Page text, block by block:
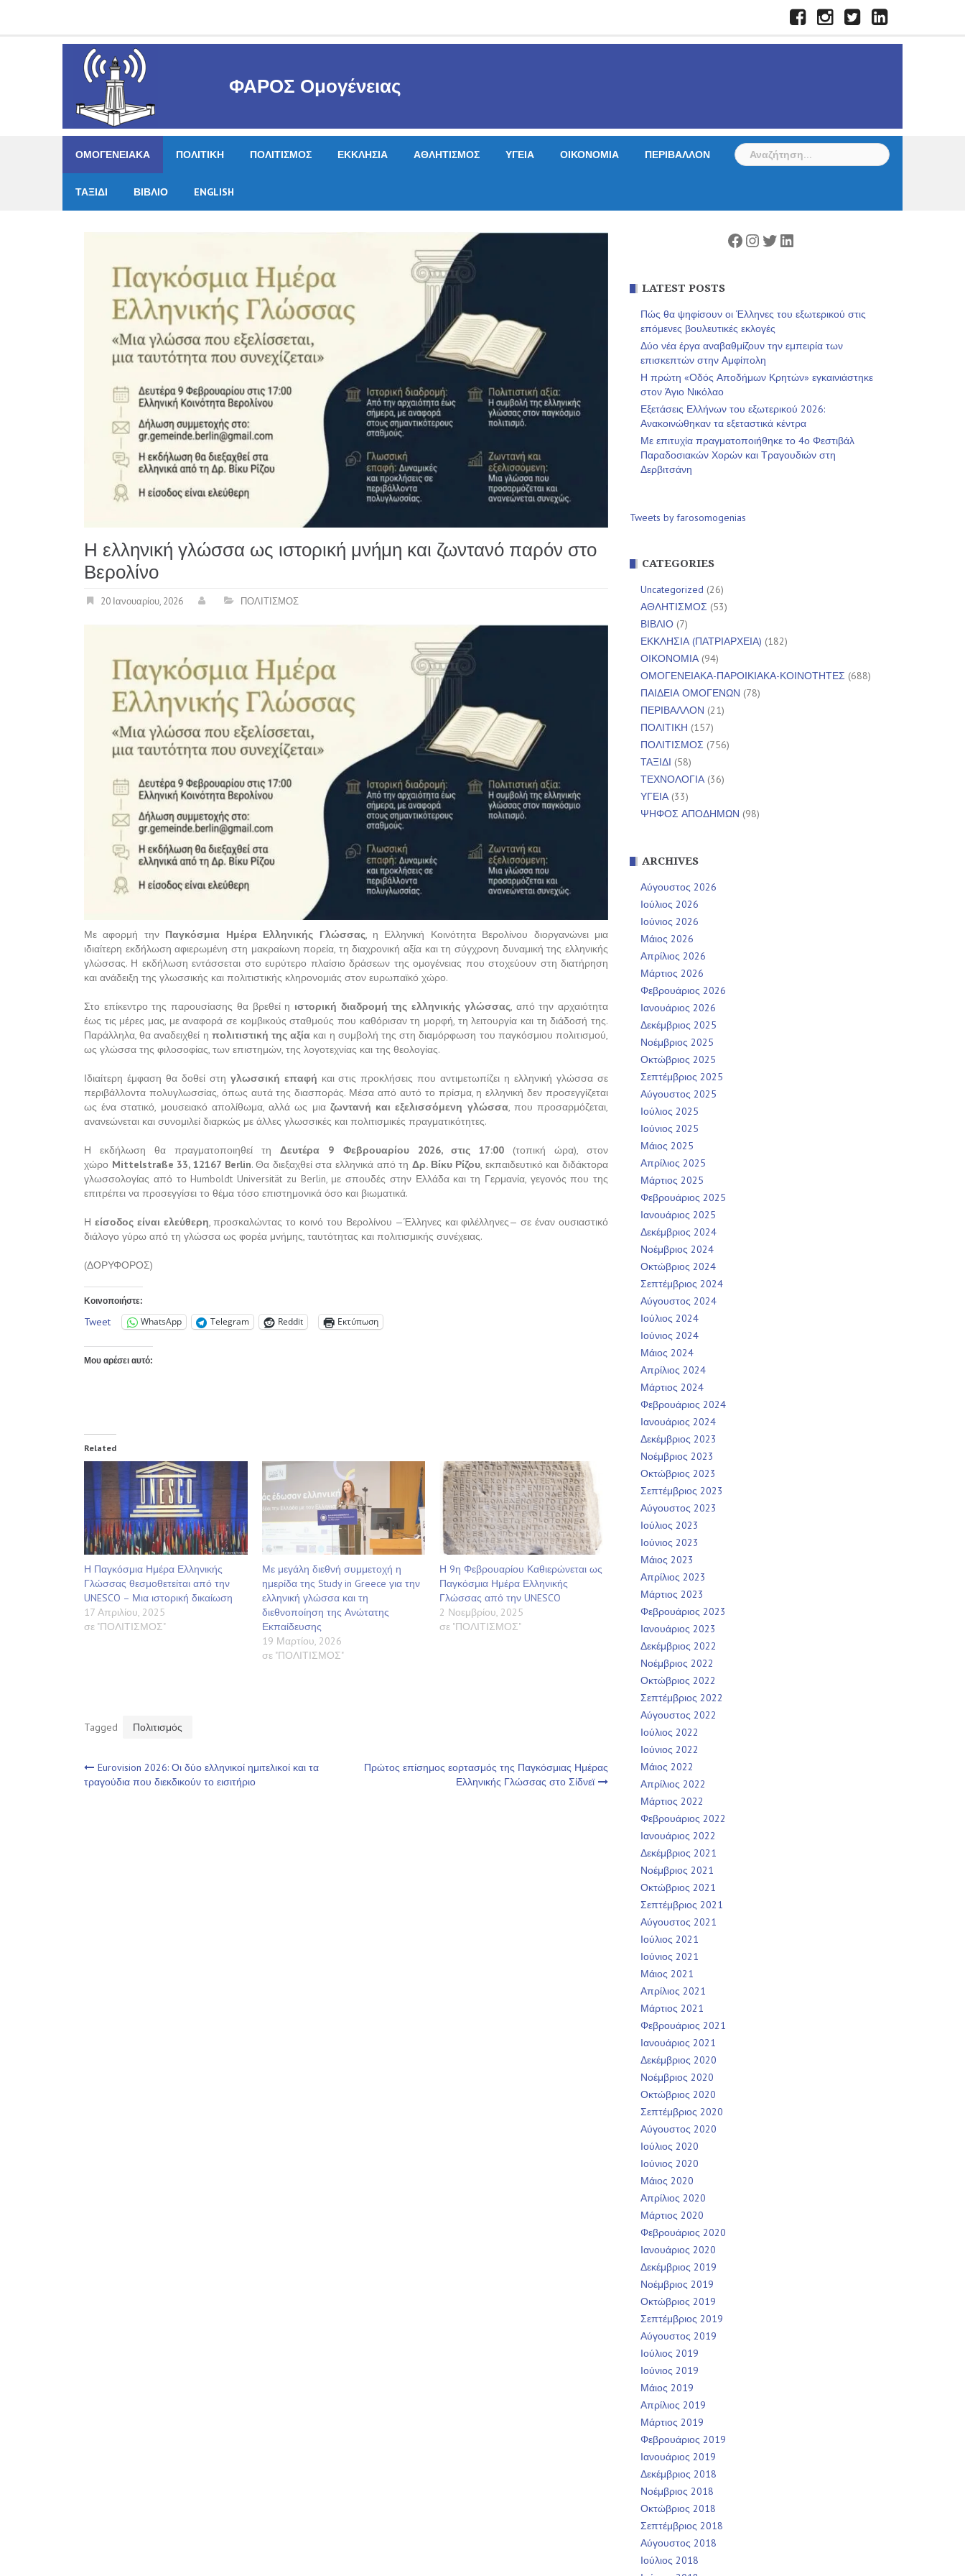
FacebookInstagramTwitterLinkedIn
ΦΑΡΟΣ Ομογένειας
ΟΜΟΓΕΝΕΙΑΚΑ ΠΟΛΙΤΙΚΗ ΠΟΛΙΤΙΣΜΟΣ ΕΚΚΛΗΣΙΑ ΑΘΛΗΤΙΣΜΟΣ ΥΓΕΙΑ ΟΙΚΟΝΟΜΙΑ ΠΕΡΙΒΑΛΛΟΝ
ΤΑΞΙΔΙ ΒΙΒΛΙΟ ENGLISH
Αναζήτηση
για:
Η ελληνική γλώσσα ως ιστορική μνήμη και ζωντανό παρόν στο
Βερολίνο
20 Ιανουαρίου, 2026 ΠΟΛΙΤΙΣΜΟΣ
Με αφορμή την Παγκόσμια Ημέρα Ελληνικής Γλώσσας, η Ελληνική Κοινότητα Βερολίνου διοργανώνει μια
ιδιαίτερη εκδήλωση αφιερωμένη στη μακραίωνη πορεία, τη διαχρονική αξία και τη σύγχρονη δυναμική της ελληνικής
γλώσσας. Η εκδήλωση εντάσσεται στο ευρύτερο πλαίσιο δράσεων της ομογένειας που στοχεύουν στη διατήρηση
και ανάδειξη της γλωσσικής και πολιτιστικής κληρονομιάς στον ευρωπαϊκό χώρο.
Στο επίκεντρο της παρουσίασης θα βρεθεί η ιστορική διαδρομή της ελληνικής γλώσσας, από την αρχαιότητα
έως τις μέρες μας, με αναφορά σε κομβικούς σταθμούς που καθόρισαν τη μορφή, τη λειτουργία και τη διάδοσή της.
Παράλληλα, θα αναδειχθεί η πολιτιστική της αξία και η συμβολή της στη διαμόρφωση του παγκόσμιου πολιτισμού,
ως γλώσσα της φιλοσοφίας, των επιστημών, της λογοτεχνίας και της θεολογίας.
Ιδιαίτερη έμφαση θα δοθεί στη γλωσσική επαφή και στις προκλήσεις που αντιμετωπίζει η ελληνική γλώσσα σε
περιβάλλοντα πολυγλωσσίας, όπως αυτά της διασποράς. Μέσα από αυτό το πρίσμα, η ελληνική δεν προσεγγίζεται
ως ένα στατικό, μουσειακό απολίθωμα, αλλά ως μια ζωντανή και εξελισσόμενη γλώσσα, που προσαρμόζεται,
ανανεώνεται και συνομιλεί διαρκώς με άλλες γλωσσικές και πολιτισμικές πραγματικότητες.
Η εκδήλωση θα πραγματοποιηθεί τηΔευτέρα 9 Φεβρουαρίου 2026, στις 17:00(τοπική ώρα), στον
χώρο Mittelstraße 33, 12167 Berlin. Θα διεξαχθεί στα ελληνικά από τη Δρ. Βίκυ Ρίζου, εκπαιδευτικό και διδάκτορα
γλωσσολογίας από το Humboldt Universität zu Berlin, με σπουδές στην Ελλάδα και τη Γερμανία, γεγονός που της
επιτρέπει να προσεγγίσει το θέμα τόσο επιστημονικά όσο και βιωματικά.
Η είσοδος είναι ελεύθερη, προσκαλώντας το κοινό του Βερολίνου —Έλληνες και φιλέλληνες— σε έναν ουσιαστικό
διάλογο γύρω από τη γλώσσα ως φορέα μνήμης, ταυτότητας και πολιτισμικής συνέχειας.
(ΔΟΡΥΦΟΡΟΣ)
Κοινοποιήστε:
Tweet WhatsApp Telegram Reddit Εκτύπωση
Μου αρέσει αυτό:
Related
Η Παγκόσμια Ημέρα Ελληνικής
Γλώσσας θεσμοθετείται από την
UNESCO – Μια ιστορική δικαίωση
17 Απριλίου, 2025
σε "ΠΟΛΙΤΙΣΜΟΣ"
Με μεγάλη διεθνή συμμετοχή η
ημερίδα της Study in Greece για την
ελληνική γλώσσα και τη
διεθνοποίηση της Ανώτατης
Εκπαίδευσης
19 Μαρτίου, 2026
σε "ΠΟΛΙΤΙΣΜΟΣ"
Η 9η Φεβρουαρίου Καθιερώνεται ως
Παγκόσμια Ημέρα Ελληνικής
Γλώσσας από την UNESCO
2 Νοεμβρίου, 2025
σε "ΠΟΛΙΤΙΣΜΟΣ"
Tagged Πολιτισμός
Πλοήγηση
Eurovision 2026: Οι δύο ελληνικοί ημιτελικοί και τα
τραγούδια που διεκδικούν το εισιτήριο
Πρώτος επίσημος εορτασμός της Παγκόσμιας Ημέρας
Ελληνικής Γλώσσας στο Σίδνεϊ
Facebook
Instagram
Twitter
Linkedin
LATEST POSTS
Πώς θα ψηφίσουν οι Έλληνες του εξωτερικού στις
επόμενες βουλευτικές εκλογές
Δύο νέα έργα αναβαθμίζουν την εμπειρία των
επισκεπτών στην Αμφίπολη
Η πρώτη «Οδός Αποδήμων Κρητών» εγκαινιάστηκε
στον Άγιο Νικόλαο
Εξετάσεις Ελλήνων του εξωτερικού 2026:
Ανακοινώθηκαν τα εξεταστικά κέντρα
Με επιτυχία πραγματοποιήθηκε το 4ο Φεστιβάλ
Παραδοσιακών Χορών και Τραγουδιών στη
Δερβιτσάνη
Tweets by farosomogenias
CATEGORIES
Uncategorized (26)
ΑΘΛΗΤΙΣΜΟΣ (53)
ΒΙΒΛΙΟ (7)
ΕΚΚΛΗΣΙΑ (ΠΑΤΡΙΑΡΧΕΙΑ) (182)
ΟΙΚΟΝΟΜΙΑ(94)
ΟΜΟΓΕΝΕΙΑΚΑ-ΠΑΡΟΙΚΙΑΚΑ-ΚΟΙΝΟΤΗΤΕΣ (688)
ΠΑΙΔΕΙΑ ΟΜΟΓΕΝΩΝ (78)
ΠΕΡΙΒΑΛΛΟΝ (21)
ΠΟΛΙΤΙΚΗ (157)
ΠΟΛΙΤΙΣΜΟΣ (756)
ΤΑΞΙΔΙ (58)
ΤΕΧΝΟΛΟΓΙΑ(36)
ΥΓΕΙΑ(33)
ΨΗΦΟΣ ΑΠΟΔΗΜΩΝ (98)
ARCHIVES
Αύγουστος 2026
Ιούλιος 2026
Ιούνιος 2026
Μάιος 2026
Απρίλιος 2026
Μάρτιος 2026
Φεβρουάριος 2026
Ιανουάριος 2026
Δεκέμβριος 2025
Νοέμβριος 2025
Οκτώβριος 2025
Σεπτέμβριος 2025
Αύγουστος 2025
Ιούλιος 2025
Ιούνιος 2025
Μάιος 2025
Απρίλιος 2025
Μάρτιος 2025
Φεβρουάριος 2025
Ιανουάριος 2025
Δεκέμβριος 2024
Νοέμβριος 2024
Οκτώβριος 2024
Σεπτέμβριος 2024
Αύγουστος 2024
Ιούλιος 2024
Ιούνιος 2024
Μάιος 2024
Απρίλιος 2024
Μάρτιος 2024
Φεβρουάριος 2024
Ιανουάριος 2024
Δεκέμβριος 2023
Νοέμβριος 2023
Οκτώβριος 2023
Σεπτέμβριος 2023
Αύγουστος 2023
Ιούλιος 2023
Ιούνιος 2023
Μάιος 2023
Απρίλιος 2023
Μάρτιος 2023
Φεβρουάριος 2023
Ιανουάριος 2023
Δεκέμβριος 2022
Νοέμβριος 2022
Οκτώβριος 2022
Σεπτέμβριος 2022
Αύγουστος 2022
Ιούλιος 2022
Ιούνιος 2022
Μάιος 2022
Απρίλιος 2022
Μάρτιος 2022
Φεβρουάριος 2022
Ιανουάριος 2022
Δεκέμβριος 2021
Νοέμβριος 2021
Οκτώβριος 2021
Σεπτέμβριος 2021
Αύγουστος 2021
Ιούλιος 2021
Ιούνιος 2021
Μάιος 2021
Απρίλιος 2021
Μάρτιος 2021
Φεβρουάριος 2021
Ιανουάριος 2021
Δεκέμβριος 2020
Νοέμβριος 2020
Οκτώβριος 2020
Σεπτέμβριος 2020
Αύγουστος 2020
Ιούλιος 2020
Ιούνιος 2020
Μάιος 2020
Απρίλιος 2020
Μάρτιος 2020
Φεβρουάριος 2020
Ιανουάριος 2020
Δεκέμβριος 2019
Νοέμβριος 2019
Οκτώβριος 2019
Σεπτέμβριος 2019
Αύγουστος 2019
Ιούλιος 2019
Ιούνιος 2019
Μάιος 2019
Απρίλιος 2019
Μάρτιος 2019
Φεβρουάριος 2019
Ιανουάριος 2019
Δεκέμβριος 2018
Νοέμβριος 2018
Οκτώβριος 2018
Σεπτέμβριος 2018
Αύγουστος 2018
Ιούλιος 2018